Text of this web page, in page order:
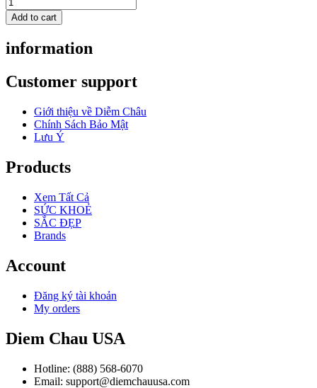
Add to cart
information
Customer support
Giới thiệu về Diễm Châu
Chính Sách Bảo Mật
Lưu Ý
Products
Xem Tất Cả
SỨC KHOẺ
SẮC ĐẸP
Brands
Account
Đăng ký tài khoản
My orders
Diem Chau USA
Hotline: (888) 568-6070
Email: support@diemchauusa.com